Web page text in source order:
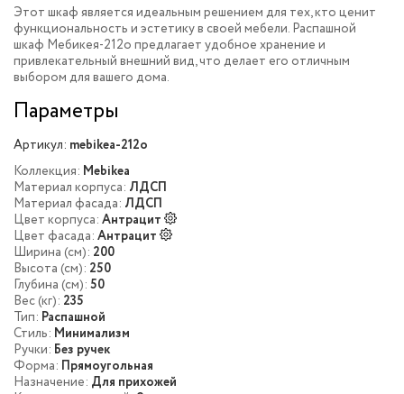
Этот шкаф является идеальным решением для тех, кто ценит
функциональность и эстетику в своей мебели. Распашной
шкаф Мебикея-212o предлагает удобное хранение и
привлекательный внешний вид, что делает его отличным
выбором для вашего дома.
Параметры
Артикул: mebikea-212o
Коллекция: Mebikea
Материал корпуса: ЛДСП
Материал фасада: ЛДСП
Цвет корпуса: Антрацит
Цвет фасада: Антрацит
Ширина (см): 200
Высота (см): 250
Глубина (см): 50
Вес (кг): 235
Тип: Распашной
Стиль: Минимализм
Ручки: Без ручек
Форма: Прямоугольная
Назначение: Для прихожей